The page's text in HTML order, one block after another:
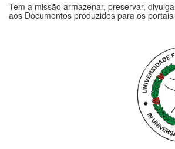
Tem a missão armazenar, preservar,
aos Documentos produzidos para os